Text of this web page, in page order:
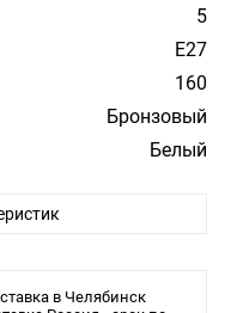
5
E27
160
Бронзовый
Белый
в Челябинск